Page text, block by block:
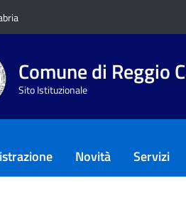
Comune di Reggio
Sito Istituzionale
Novità Servizi